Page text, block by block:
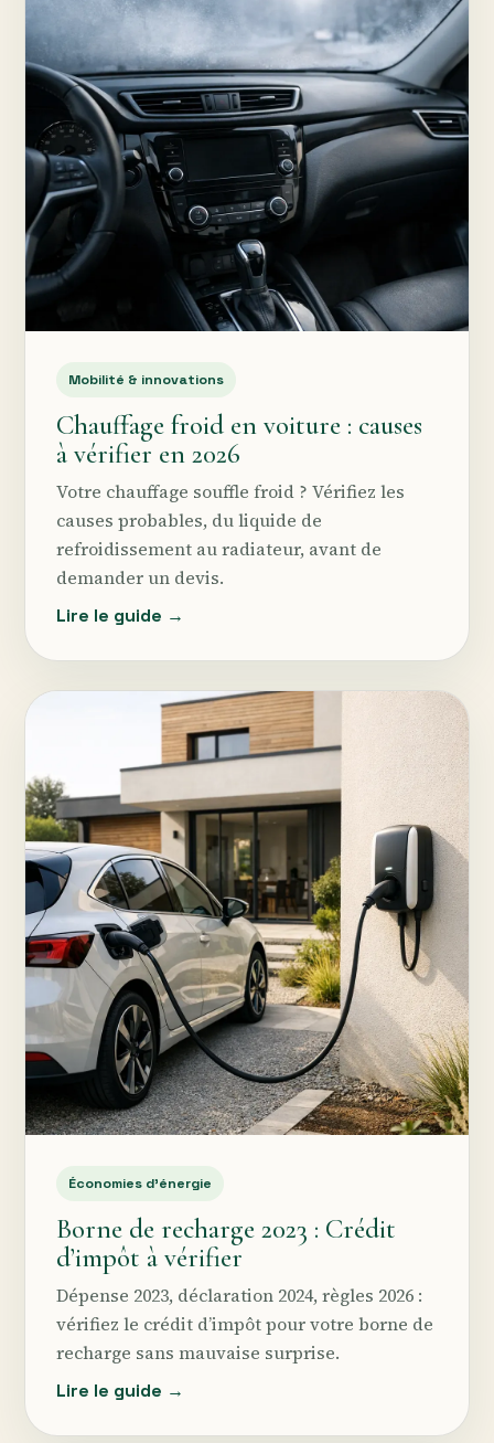
Mobilité & innovations
Chauffage froid en voiture : causes
à vérifier en 2026
Votre chauffage souffle froid ? Vérifiez les
causes probables, du liquide de
refroidissement au radiateur, avant de
demander un devis.
Lire le guide →
Économies d’énergie
Borne de recharge 2023 : Crédit
d’impôt à vérifier
Dépense 2023, déclaration 2024, règles 2026 :
vérifiez le crédit d’impôt pour votre borne de
recharge sans mauvaise surprise.
Lire le guide →